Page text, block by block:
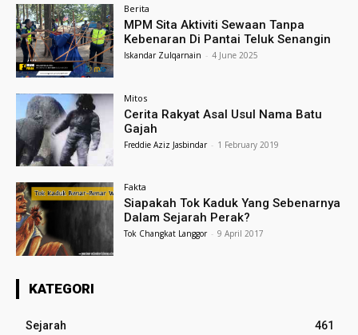
Berita
MPM Sita Aktiviti Sewaan Tanpa
Kebenaran Di Pantai Teluk Senangin
Iskandar Zulqarnain - 4 June 2025
Mitos
Cerita Rakyat Asal Usul Nama Batu
Gajah
Freddie Aziz Jasbindar - 1 February 2019
Fakta
Siapakah Tok Kaduk Yang Sebenarnya
Dalam Sejarah Perak?
Tok Changkat Langgor - 9 April 2017
KATEGORI
Sejarah 461